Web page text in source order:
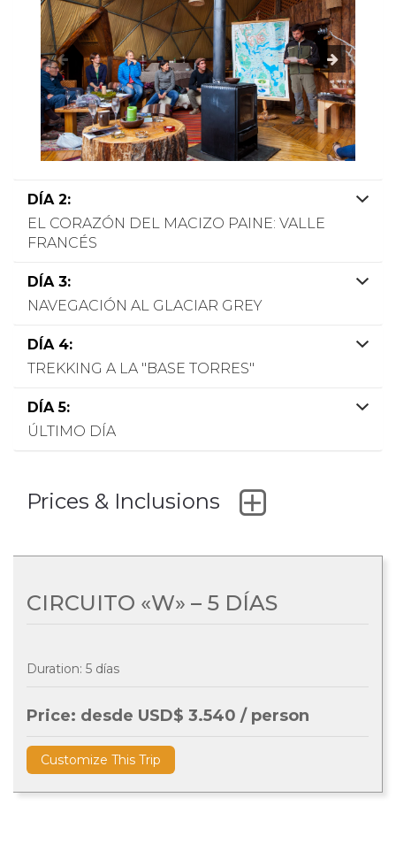
DÍA 2:
EL CORAZÓN DEL MACIZO PAINE: VALLE
FRANCÉS
DÍA 3:
NAVEGACIÓN AL GLACIAR GREY
DÍA 4:
TREKKING A LA "BASE TORRES"
DÍA 5:
ÚLTIMO DÍA
Prices & Inclusions
CIRCUITO «W» – 5 DÍAS
Duration: 5 días
Price: desde USD$ 3.540 / person
Customize This Trip